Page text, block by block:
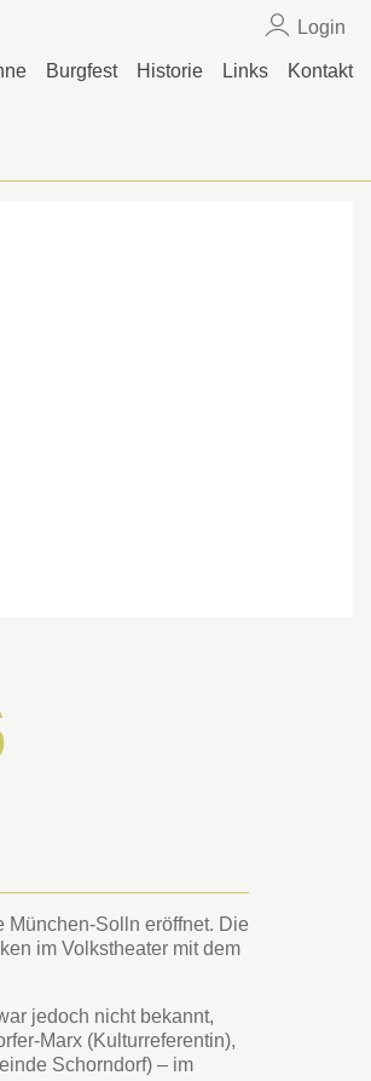
Login
Burgfest Historie Links Kontakt
München-Solln eröffnet. Die
im Volkstheater mit dem
jedoch nicht bekannt,
Marx (Kulturreferentin),
Schorndorf) – im